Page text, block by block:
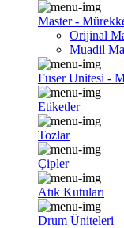
Master -
Orijinal
Muadil
Fuser Unitesi -
Etiketler
Tozlar
Çipler
Atık Kutuları
Drum Üniteleri